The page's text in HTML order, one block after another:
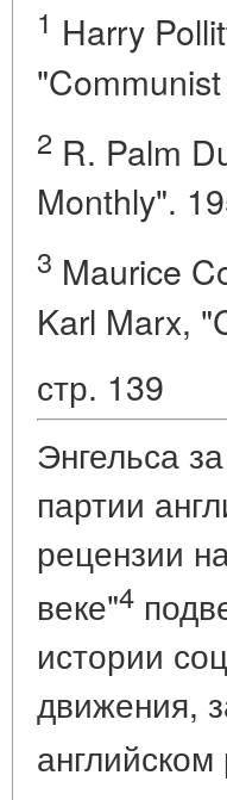
1 Harry
2 R. Palm
Monthly".
3 Maurice
Karl Marx,
стр. 139
Энгельса
партии
рецензии
веке"4
истории
движения,